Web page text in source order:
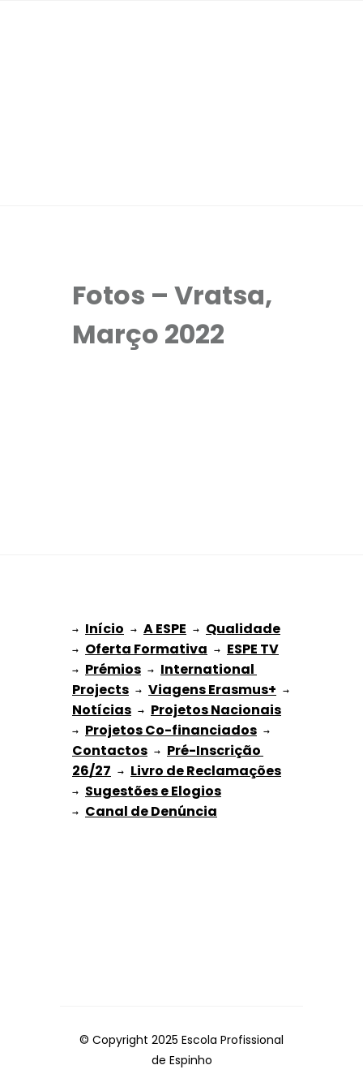
Fotos – Vratsa,
Março 2022
→ Início → A ESPE → Qualidade
→ Oferta Formativa → ESPE TV
→ Prémios → International
Projects → Viagens Erasmus+
Notícias → Projetos Nacionais
→ Projetos Co-financiados
Contactos → Pré-Inscrição
26/27 → Livro de Reclamações
→ Sugestões e Elogios
→
© Copyright 2025 Escola Profissional
de Espinho